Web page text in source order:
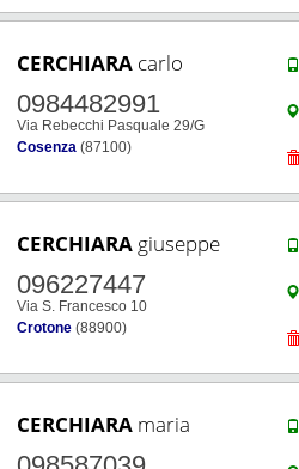
CERCHIARA carlo
0984482991
Via Rebecchi Pasquale 29/G
Cosenza (87100)
CERCHIARA giuseppe
096227447
Via S. Francesco 10
Crotone (88900)
CERCHIARA maria